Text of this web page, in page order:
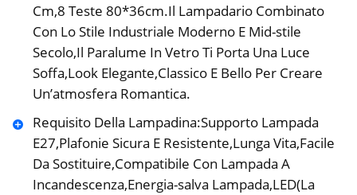
Cm,8 Teste 80*36cm.Il Lampadario Combinato
Con Lo Stile Industriale Moderno E Mid-stile
Secolo,Il Paralume In Vetro Ti Porta Una Luce
Soffa,Look Elegante,Classico E Bello Per Creare
Un’atmosfera Romantica.
Requisito Della Lampadina:Supporto Lampada
E27,Plafonie Sicura E Resistente,Lunga Vita,Facile
Da Sostituire,Compatibile Con Lampada A
Incandescenza,Energia-salva Lampada,LED(La